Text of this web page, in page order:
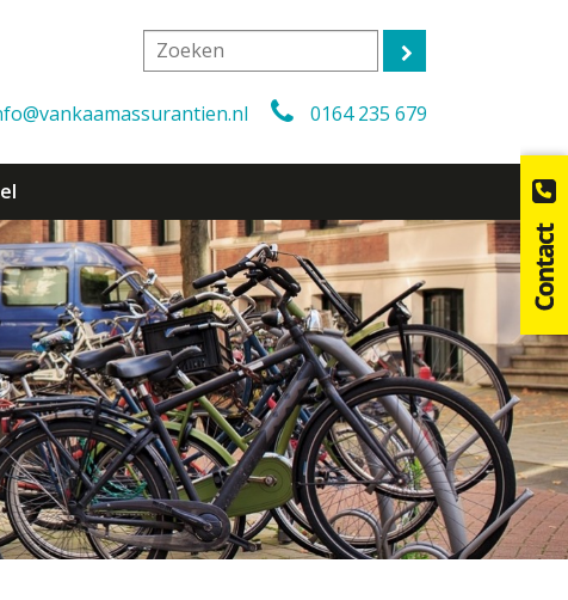
0164 235 679